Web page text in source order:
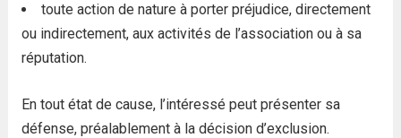
toute action de nature à porter préjudice, directement
ou indirectement, aux activités de l’association ou à sa
réputation.
En tout état de cause, l’intéressé peut présenter sa
défense, préalablement à la décision d’exclusion.